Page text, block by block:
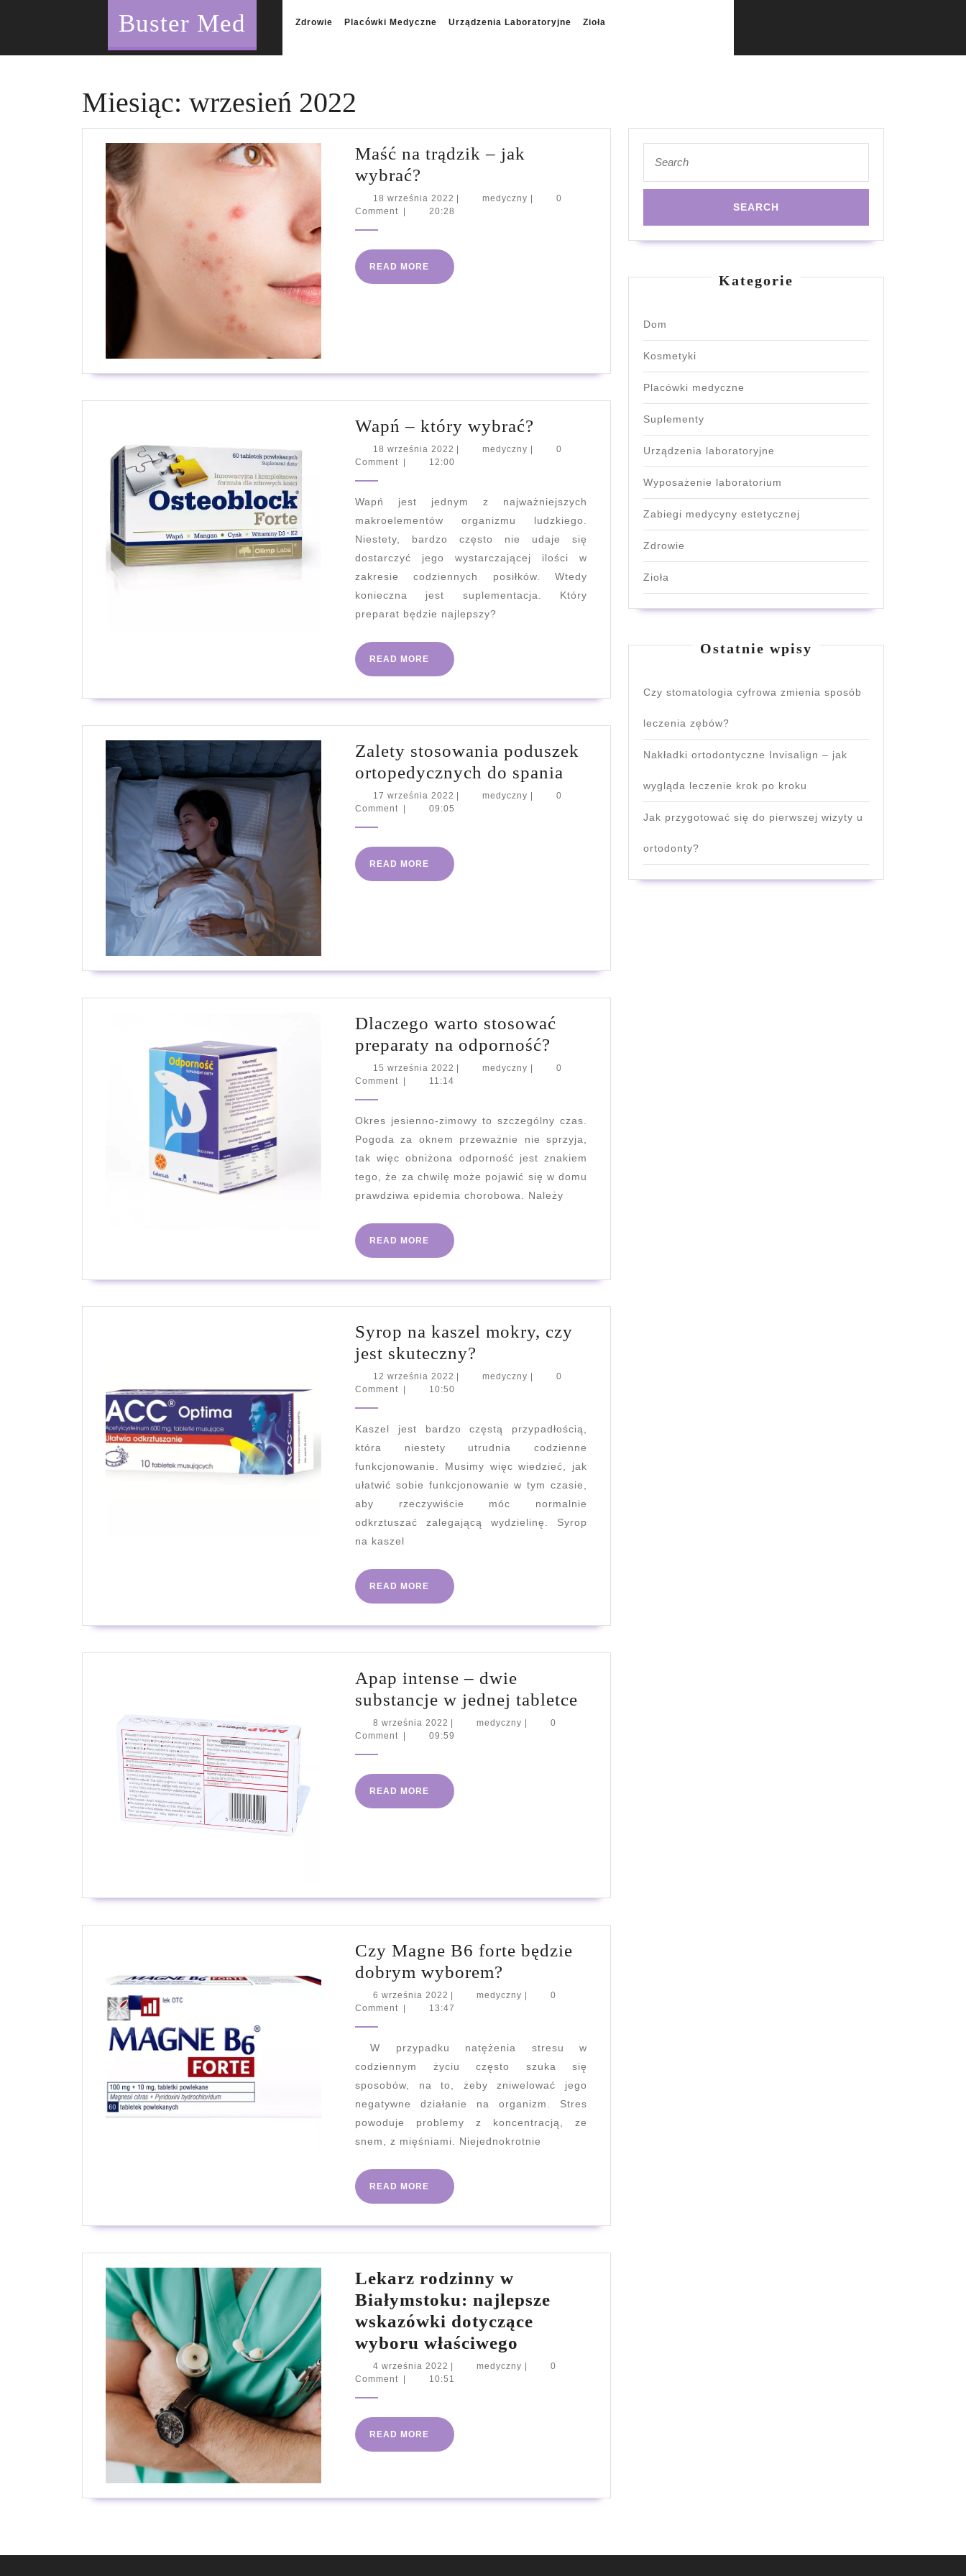
Buster Med Zdrowie Placówki Medyczne Urządzenia Laboratoryjne Zioła
Miesiąc: wrzesień 2022
Maść na trądzik – jak
wybrać?
na
trądzik
jak
wybrać?
18 września 2022 18
medyczny medyczny
0
Comment
20:28
READ MORE
READ
MORE
Wapń – który wybrać?
18 września 2022 18
września
medyczny medyczny
0
Comment
12:00
Wapń jest jednym z najważniejszych
makroelementów organizmu ludzkiego.
Niestety, bardzo często nie udaje się
dostarczyć jego wystarczającej ilości w
zakresie codziennych posiłków. Wtedy
konieczna jest suplementacja. Który
preparat będzie najlepszy?
READ MORE
READ
MORE
Zalety stosowania poduszek
ortopedycznych do spania
stosowania
17 września 2022 17
| medyczny medyczny
|
0
Comment
| 09:05
READ MORE
READ
MORE
Dlaczego warto stosować
preparaty na odporność?
warto
na
odporność?
15 września 2022 15
| medyczny medyczny
|
0
Comment
| 11:14
Okres jesienno-zimowy to szczególny czas.
Pogoda za oknem przeważnie nie sprzyja,
tak więc obniżona odporność jest znakiem
tego, że za chwilę może pojawić się w domu
prawdziwa epidemia chorobowa. Należy
READ MORE
READ
MORE
Syrop na kaszel mokry, czy
jest skuteczny?
na
czy
jest
skuteczny?
12 września 2022 12
września
medyczny medyczny
0
Comment
10:50
Kaszel jest bardzo częstą przypadłością,
która niestety utrudnia codzienne
funkcjonowanie. Musimy więc wiedzieć, jak
ułatwić sobie funkcjonowanie w tym czasie,
aby rzeczywiście móc normalnie
odkrztuszać zalegającą wydzielinę. Syrop
na kaszel
READ MORE
READ
MORE
Apap intense – dwie
substancje w jednej tabletce
8 września 2022 8
września
medyczny medyczny
0
Comment
09:59
READ MORE
READ
MORE
Czy Magne B6 forte będzie
dobrym wyborem?
Magne
będzie
dobrym
wyborem?
6 września 2022 6
września
medyczny medyczny
0
Comment
13:47
W przypadku natężenia stresu w
codziennym życiu często szuka się
sposobów, na to, żeby zniwelować jego
negatywne działanie na organizm. Stres
powoduje problemy z koncentracją, ze
snem, z mięśniami. Niejednokrotnie
READ MORE
READ
MORE
Lekarz rodzinny w
Białymstoku: najlepsze
wskazówki dotyczące
wyboru właściwego
rodzinny
wyboru
4 września 2022 4
września
| medyczny medyczny
|
0
Comment
| 10:51
READ MORE
READ
MORE
for:
Kategorie
Dom
Kosmetyki
Placówki medyczne
Suplementy
Urządzenia laboratoryjne
Wyposażenie laboratorium
Zabiegi medycyny estetycznej
Zdrowie
Zioła
Ostatnie wpisy
Czy stomatologia cyfrowa zmienia sposób
leczenia zębów?
Nakładki ortodontyczne Invisalign – jak
wygląda leczenie krok po kroku
Jak przygotować się do pierwszej wizyty u
ortodonty?